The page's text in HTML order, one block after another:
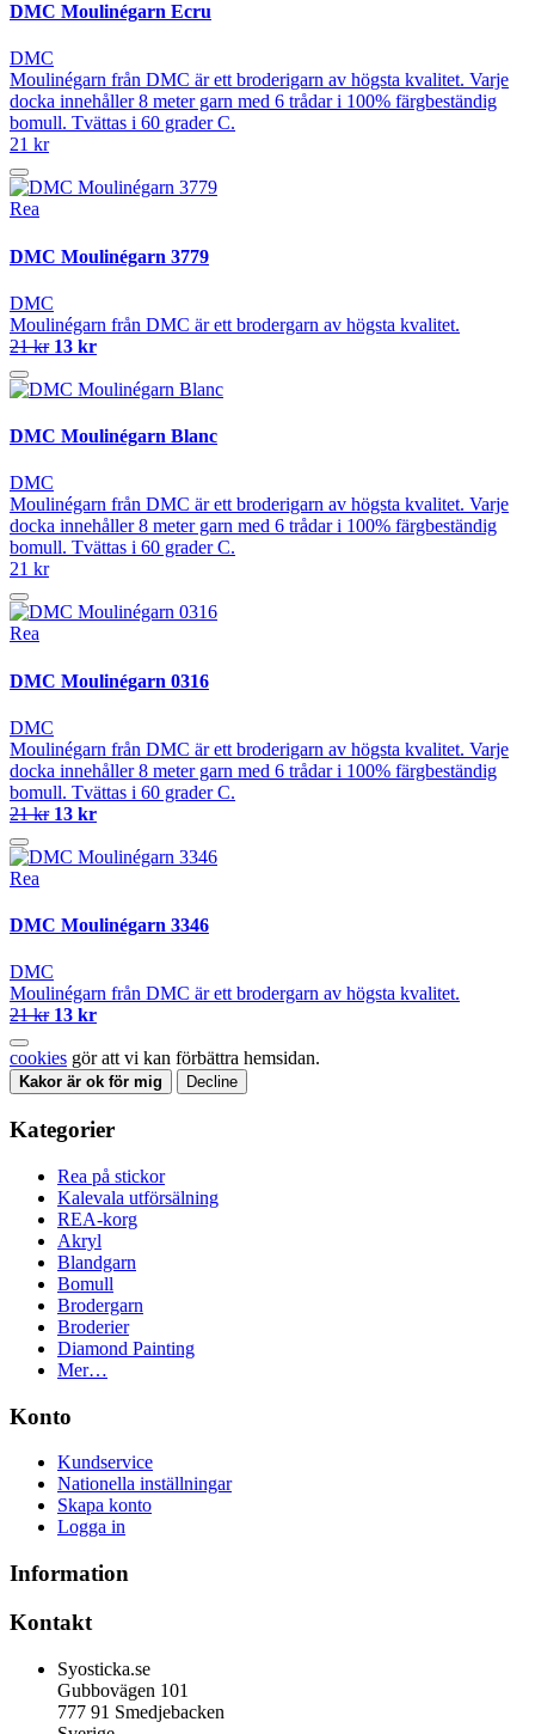
DMC Moulinégarn Ecru
DMC
Moulinégarn från DMC är ett broderigarn av högsta kvalitet. Varje
docka innehåller 8 meter garn med 6 trådar i 100% färgbeständig
bomull. Tvättas i 60 grader C.
21 kr
Rea
DMC Moulinégarn 3779
DMC
Moulinégarn från DMC är ett brodergarn av högsta kvalitet.
21 kr 13 kr
DMC Moulinégarn Blanc
DMC
Moulinégarn från DMC är ett broderigarn av högsta kvalitet. Varje
docka innehåller 8 meter garn med 6 trådar i 100% färgbeständig
bomull. Tvättas i 60 grader C.
21 kr
Rea
DMC Moulinégarn 0316
DMC
Moulinégarn från DMC är ett broderigarn av högsta kvalitet. Varje
docka innehåller 8 meter garn med 6 trådar i 100% färgbeständig
bomull. Tvättas i 60 grader C.
21 kr 13 kr
Rea
DMC Moulinégarn 3346
DMC
Moulinégarn från DMC är ett brodergarn av högsta kvalitet.
21 kr 13 kr
cookies gör att vi kan förbättra hemsidan.
Kakor är ok för mig Decline
Kategorier
Rea på stickor
Kalevala utförsälning
REA-korg
Akryl
Blandgarn
Bomull
Brodergarn
Broderier
Diamond Painting
Mer…
Konto
Kundservice
Nationella inställningar
Skapa konto
Logga in
Information
Kontakt
Syosticka.se
Gubbovägen 101
777 91 Smedjebacken